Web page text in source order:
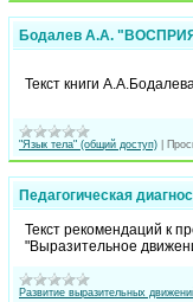
Бодалев А.А.
Текст книги
"Язык тела" (общий доступ)
Педагогическая
Текст рекомендаций к
"Выразительное
Развитие выразительных